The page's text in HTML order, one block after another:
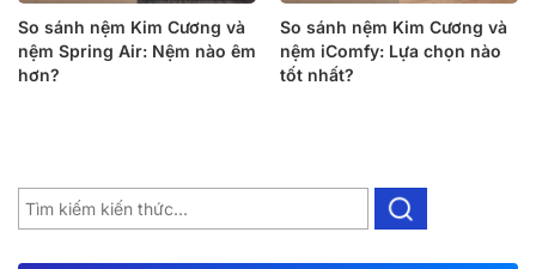
So sánh nệm Kim Cương và
nệm Spring Air: Nệm nào êm
hơn?
So sánh nệm Kim Cương và
nệm iComfy: Lựa chọn nào
tốt nhất?